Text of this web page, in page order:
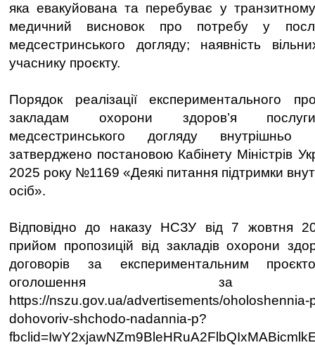
яка евакуйована та перебуває у
медичний висновок про потребу у
медсестринського догляду; наявність
учаснику проєкту.
Порядок реалізації експериментального
закладам охорони здоров’я послуги
медсестринського догляду внутрішньо
затверджено постановою Кабінету Міністрів
2025 року №1169 «Деякі питання підтримки
осіб».
Відповідно до наказу НСЗУ від 7 жовтня
прийом пропозицій від закладів охорони
договорів за експериментальним
оголошення за
https://nszu.gov.ua/advertisements/oholoshennia-
dohovoriv-shchodo-nadannia-p?